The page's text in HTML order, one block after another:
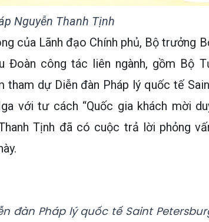
Nguyễn Thanh Tịnh
của Lãnh đạo Chính phủ, Bộ trưởng
Đoàn công tác liên ngành, gồm Bộ
tham dự Diễn đàn Pháp lý quốc tế
với tư cách “Quốc gia khách mời
Tịnh đã có cuộc trả lời phỏng
đàn Pháp lý quốc tế Saint